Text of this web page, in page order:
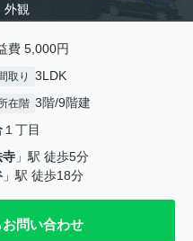
外観
費 5,000円
取り 3LDK
在階 3階/9階建
１丁目
寺 」駅 徒歩5分
」駅 徒歩18分
問い合わせ